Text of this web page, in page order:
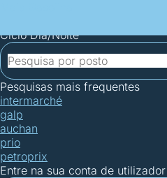
Ciclo Dia/Noite
Pesquisas mais frequentes
intermarché
galp
auchan
prio
petroprix
Entre na sua conta de utilizador